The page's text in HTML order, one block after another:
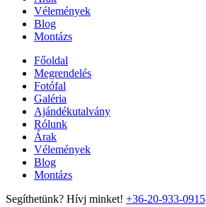
Vélemények
Blog
Montázs
Főoldal
Megrendelés
Fotófal
Galéria
Ajándékutalvány
Rólunk
Árak
Vélemények
Blog
Montázs
Segíthetünk? Hívj minket! +36-20-933-0915